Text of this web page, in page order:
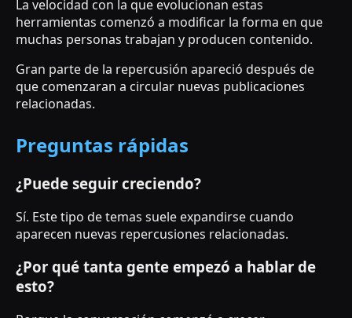
La velocidad con la que evolucionan estas
herramientas comenzó a modificar la forma en que
muchas personas trabajan y producen contenido.
Gran parte de la repercusión apareció después de
que comenzaran a circular nuevas publicaciones
relacionadas.
Preguntas rápidas
¿Puede seguir creciendo?
Sí. Este tipo de temas suele expandirse cuando
aparecen nuevas repercusiones relacionadas.
¿Por qué tanta gente empezó a hablar de
esto?